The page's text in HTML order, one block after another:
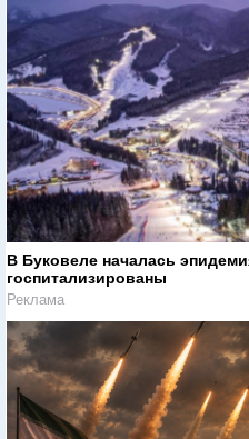
В Буковеле началась
госпитализированы
Реклама